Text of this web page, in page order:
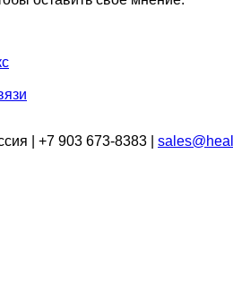
| +7 903 673-8383 |